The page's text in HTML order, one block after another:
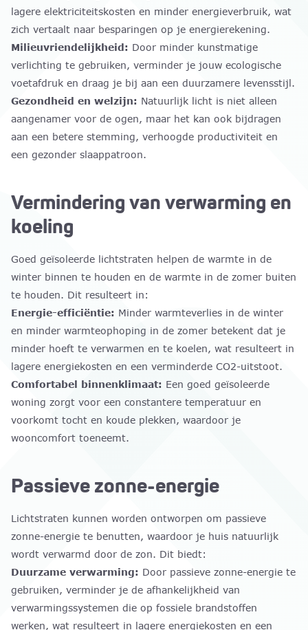
lagere elektriciteitskosten en minder energieverbruik, wat
zich vertaalt naar besparingen op je energierekening.
Milieuvriendelijkheid: Door minder kunstmatige
verlichting te gebruiken, verminder je jouw ecologische
voetafdruk en draag je bij aan een duurzamere levensstijl.
Gezondheid en welzijn: Natuurlijk licht is niet alleen
aangenamer voor de ogen, maar het kan ook bijdragen
aan een betere stemming, verhoogde productiviteit en
een gezonder slaappatroon.
Vermindering van verwarming en
koeling
Goed geïsoleerde lichtstraten helpen de warmte in de
winter binnen te houden en de warmte in de zomer buiten
te houden. Dit resulteert in:
Energie-efficiëntie: Minder warmteverlies in de winter
en minder warmteophoping in de zomer betekent dat je
minder hoeft te verwarmen en te koelen, wat resulteert in
lagere energiekosten en een verminderde CO2-uitstoot.
Comfortabel binnenklimaat: Een goed geïsoleerde
woning zorgt voor een constantere temperatuur en
voorkomt tocht en koude plekken, waardoor je
wooncomfort toeneemt.
Passieve zonne-energie
Lichtstraten kunnen worden ontworpen om passieve
zonne-energie te benutten, waardoor je huis natuurlijk
wordt verwarmd door de zon. Dit biedt:
Duurzame verwarming: Door passieve zonne-energie te
gebruiken, verminder je de afhankelijkheid van
verwarmingssystemen die op fossiele brandstoffen
werken, wat resulteert in lagere energiekosten en een